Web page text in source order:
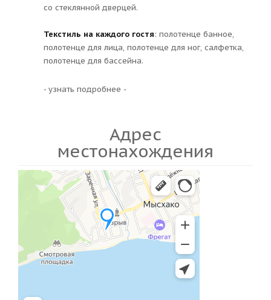
со стеклянной дверцей.
Текстиль на каждого гостя: полотенце банное,
полотенце для лица, полотенце для ног, салфетка,
полотенце для бассейна.
- узнать подробнее -
Адрес
местонахождения